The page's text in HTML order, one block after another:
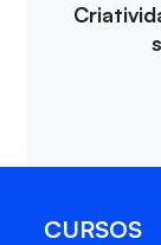
CURSOS